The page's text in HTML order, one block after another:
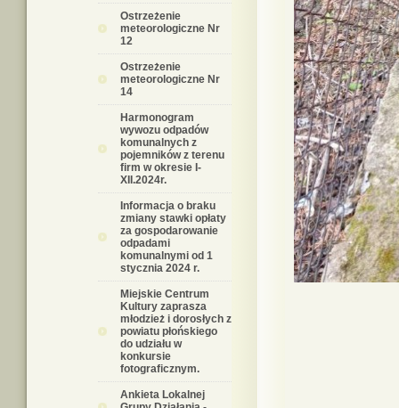
Ostrzeżenie
meteorologiczne Nr
12
Ostrzeżenie
meteorologiczne Nr
14
Harmonogram
wywozu odpadów
komunalnych z
pojemników z terenu
firm w okresie I-
XII.2024r.
Informacja o braku
zmiany stawki opłaty
za gospodarowanie
odpadami
komunalnymi od 1
stycznia 2024 r.
Miejskie Centrum
Kultury zaprasza
młodzież i dorosłych z
powiatu płońskiego
do udziału w
konkursie
fotograficznym.
Ankieta Lokalnej